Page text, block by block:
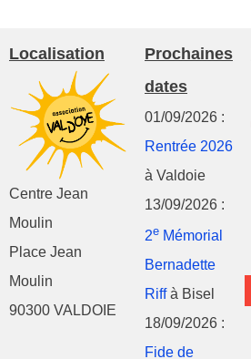
Localisation
Centre Jean
Moulin
Place Jean
Moulin
90300 VALDOIE
Prochaines
dates
01/09/2026 :
Rentrée 2026
à Valdoie
13/09/2026 :
2e Mémorial
Bernadette
Riffà Bisel
18/09/2026 :
Fide de